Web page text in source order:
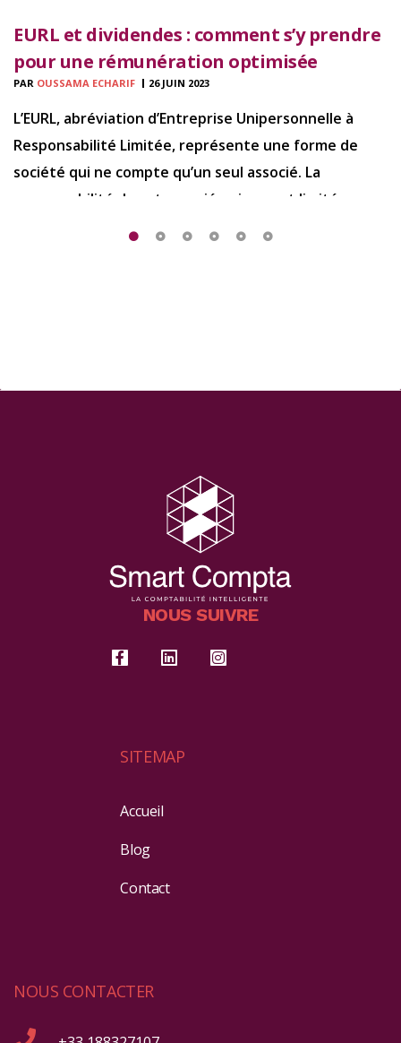
EURL et dividendes : comment s’y prendre
pour une rémunération optimisée
PAR OUSSAMA ECHARIF 26 JUIN 2023
L’EURL, abréviation d’Entreprise Unipersonnelle à
Responsabilité Limitée, représente une forme de
société qui ne compte qu’un seul associé. La
responsabilité de cet associé unique est limitée aux
NOUS SUIVRE
SITEMAP
Accueil
Blog
Contact
NOUS CONTACTER